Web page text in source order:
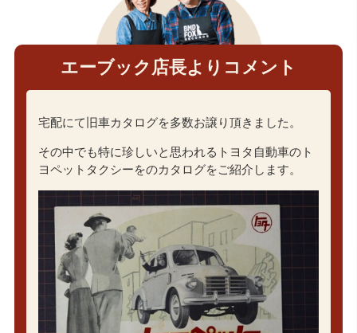
エーブック店長よりコメント
宅配にて旧車カタログを多数お譲り頂きました。
その中でも特に珍しいと思われるトヨタ自動車のト
ヨペットタクシーをのカタログをご紹介します。